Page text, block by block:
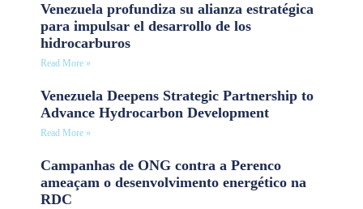
Venezuela profundiza su alianza estratégica
para impulsar el desarrollo de los
hidrocarburos
Read More »
Venezuela Deepens Strategic Partnership to
Advance Hydrocarbon Development
Read More »
Campanhas de ONG contra a Perenco
ameaçam o desenvolvimento energético na
RDC